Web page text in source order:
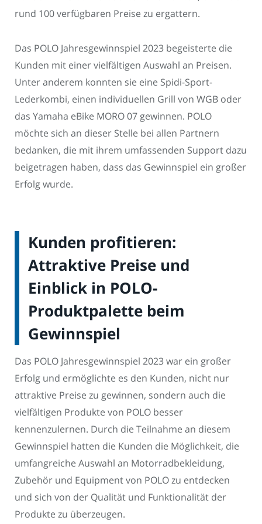
rund 100 verfügbaren Preise zu ergattern.
Das POLO Jahresgewinnspiel 2023 begeisterte die
Kunden mit einer vielfältigen Auswahl an Preisen.
Unter anderem konnten sie eine Spidi-Sport-
Lederkombi, einen individuellen Grill von WGB oder
das Yamaha eBike MORO 07 gewinnen. POLO
möchte sich an dieser Stelle bei allen Partnern
bedanken, die mit ihrem umfassenden Support dazu
beigetragen haben, dass das Gewinnspiel ein großer
Erfolg wurde.
Kunden profitieren:
Attraktive Preise und
Einblick in POLO-
Produktpalette beim
Gewinnspiel
Das POLO Jahresgewinnspiel 2023 war ein großer
Erfolg und ermöglichte es den Kunden, nicht nur
attraktive Preise zu gewinnen, sondern auch die
vielfältigen Produkte von POLO besser
kennenzulernen. Durch die Teilnahme an diesem
Gewinnspiel hatten die Kunden die Möglichkeit, die
umfangreiche Auswahl an Motorradbekleidung,
Zubehör und Equipment von POLO zu entdecken
und sich von der Qualität und Funktionalität der
Produkte zu überzeugen.